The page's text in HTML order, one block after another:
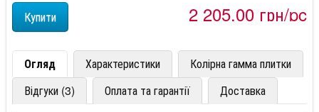
2 205,00 грн/pc
Огляд Характеристики
Колірна гамма плитки
Відгуки (3)
Оплата та гарантії Доставка